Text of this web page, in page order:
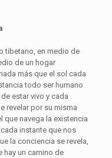
tibetano, en medio de
de un hogar
más que el sol cada
todo ser humano
estar vivo y cada
revelar por su misma
que navega la existencia
instante que nos
la conciencia se revela,
hay un camino de